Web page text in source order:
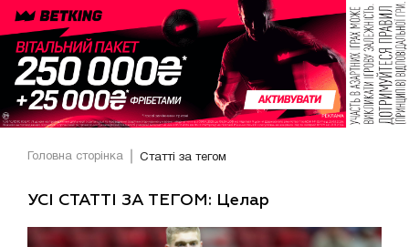
Головна сторінка Статті за тегом
УСІ СТАТТІ ЗА ТЕГОМ: Целар